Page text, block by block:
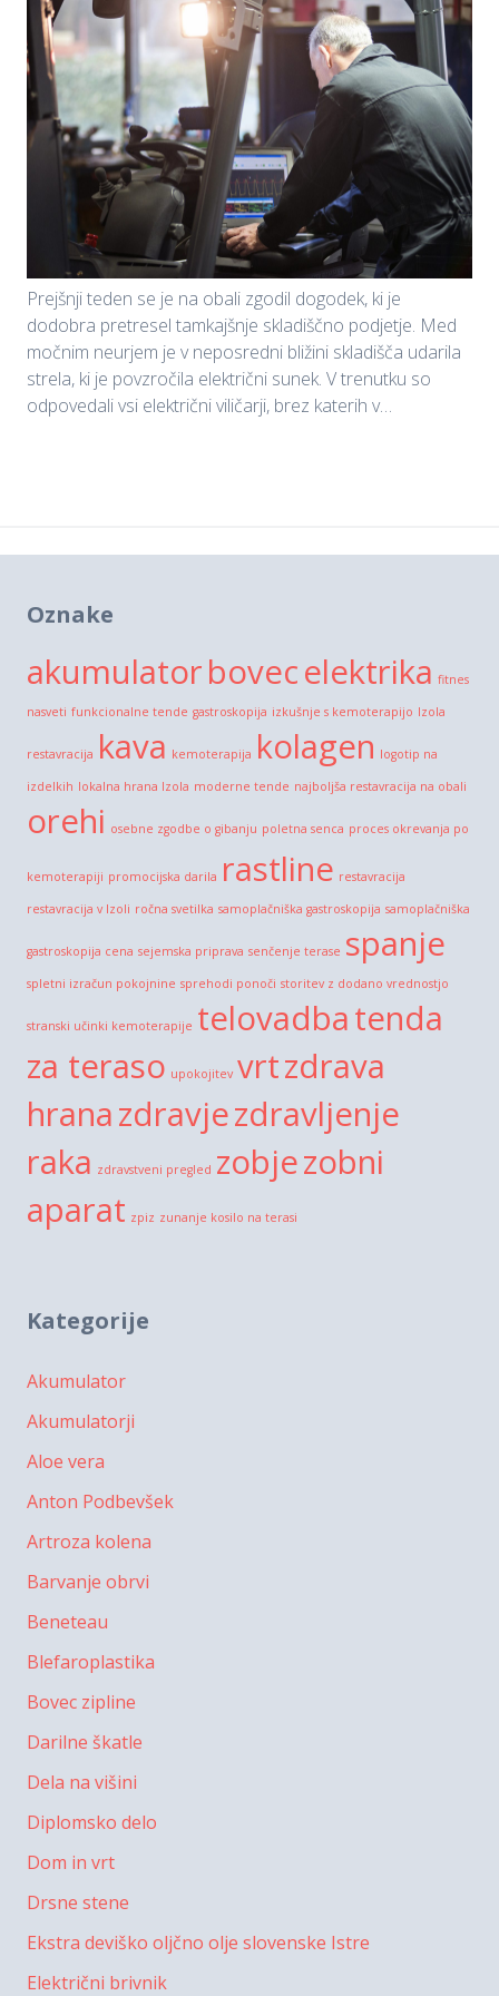
Prejšnji teden se je na obali zgodil dogodek, ki je
dodobra pretresel tamkajšnje skladiščno podjetje. Med
močnim neurjem je v neposredni bližini skladišča udarila
strela, ki je povzročila električni sunek. V trenutku so
odpovedali vsi električni viličarji, brez katerih v…
Oznake
akumulatorbovecelektrika fitnes
nasveti funkcionalne tende gastroskopija izkušnje s kemoterapijo Izola
restavracija kava kemoterapija kolagen logotip na
izdelkih lokalna hrana Izola moderne tende najboljša restavracija na obali
orehi osebne zgodbe o gibanju poletna senca proces okrevanja po
kemoterapiji promocijska darila rastline restavracija
restavracija v Izoli ročna svetilka samoplačniška gastroskopija samoplačniška
gastroskopija cena sejemska priprava senčenje terase spanje
spletni izračun pokojnine sprehodi ponoči storitev z dodano vrednostjo
stranski učinki kemoterapije telovadbatenda
za teraso upokojitev vrtzdrava
hranazdravjezdravljenje
raka zdravstveni pregled zobjezobni
aparat zpiz zunanje kosilo na terasi
Kategorije
Akumulator
Akumulatorji
Aloe vera
Anton Podbevšek
Artroza kolena
Barvanje obrvi
Beneteau
Blefaroplastika
Bovec zipline
Darilne škatle
Dela na višini
Diplomsko delo
Dom in vrt
Drsne stene
Ekstra deviško oljčno olje slovenske Istre
Električni brivnik